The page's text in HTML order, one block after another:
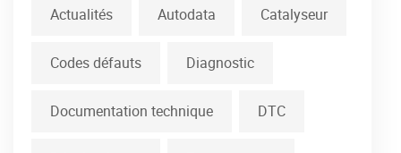
Actualités Autodata Catalyseur
Codes défauts Diagnostic
Documentation technique DTC